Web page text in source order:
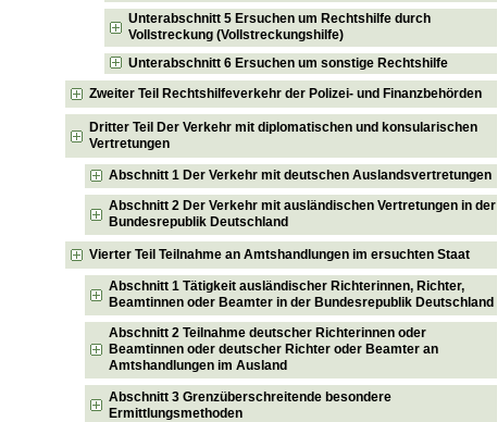
Unterabschnitt 5 Ersuchen um Rechtshilfe durch
Vollstreckung (Vollstreckungshilfe)
Unterabschnitt 6 Ersuchen um sonstige Rechtshilfe
Zweiter Teil Rechtshilfeverkehr der Polizei- und Finanzbehörden
Dritter Teil Der Verkehr mit diplomatischen und konsularischen
Vertretungen
Abschnitt 1 Der Verkehr mit deutschen Auslandsvertretungen
Abschnitt 2 Der Verkehr mit ausländischen Vertretungen in der
Bundesrepublik Deutschland
Vierter Teil Teilnahme an Amtshandlungen im ersuchten Staat
Abschnitt 1 Tätigkeit ausländischer Richterinnen, Richter,
Beamtinnen oder Beamter in der Bundesrepublik Deutschland
Abschnitt 2 Teilnahme deutscher Richterinnen oder
Beamtinnen oder deutscher Richter oder Beamter an
Amtshandlungen im Ausland
Abschnitt 3 Grenzüberschreitende besondere
Ermittlungsmethoden